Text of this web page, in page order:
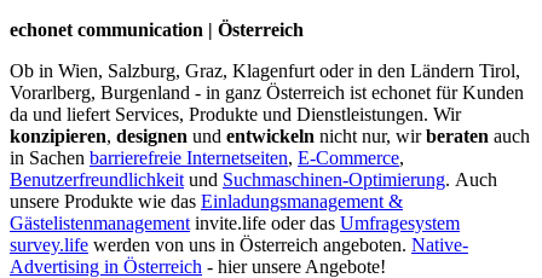
echonet communication | Österreich
Ob in Wien, Salzburg, Graz, Klagenfurt oder in den Ländern Tirol,
Vorarlberg, Burgenland - in ganz Österreich ist echonet für Kunden
da und liefert Services, Produkte und Dienstleistungen. Wir
konzipieren, designen und entwickeln nicht nur, wirberaten auch
in Sachen barrierefreie Internetseiten, E-Commerce,
Benutzerfreundlichkeit und Suchmaschinen-Optimierung. Auch
unsere Produkte wie das Einladungsmanagement &
Gästelistenmanagement invite.life oder das Umfragesystem
survey.life werden von uns in Österreich angeboten. Native-
Advertising in Österreich - hier unsere Angebote!